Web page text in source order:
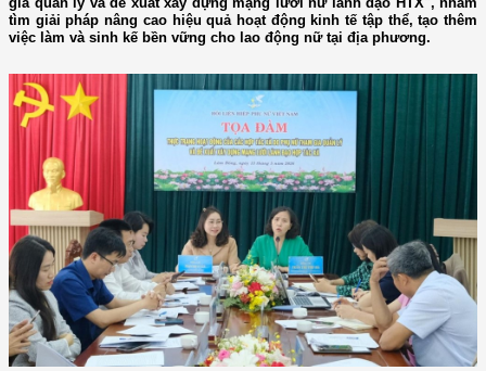
tìm giải pháp nâng cao hiệu quả hoạt động kinh tế tập thể, tạo thêm
việc làm và sinh kế bền vững cho lao động nữ tại địa phương.